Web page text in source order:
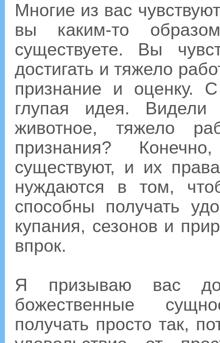
Многие из вас
вы каким-то
существуете. Вы
достигать и тяжело
признание и оценку.
глупая идея.
животное, тяжело
признания?
существуют, и их
нуждаются в том,
способны получать
купания, сезонов и
впрок.
Я призываю вас
божественные
получать просто так,